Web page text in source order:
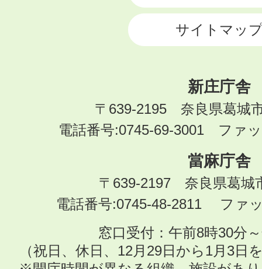
サイトマッ
新庄庁舎
〒639-2195 奈良県葛城
電話番号:0745-69-3001 ファ
當麻庁舎
〒639-2197 奈良県葛城
電話番号:0745-48-2811 ファ
窓口受付：午前8時30分
（祝日、休日、12月29日から1月3日